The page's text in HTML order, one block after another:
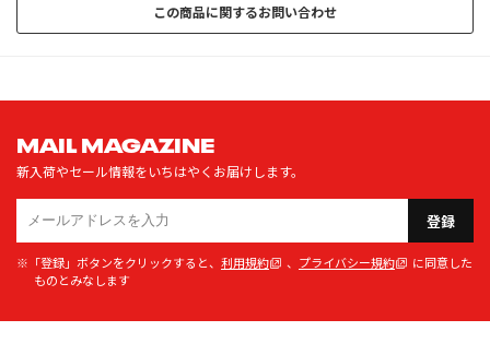
この商品に関するお問い合わせ
MAIL MAGAZINE
新入荷やセール情報をいちはやくお届けします。
登録
※「登録」ボタンをクリックすると、 利用規約 、 プライバシー規約
に同意した
ものとみなします